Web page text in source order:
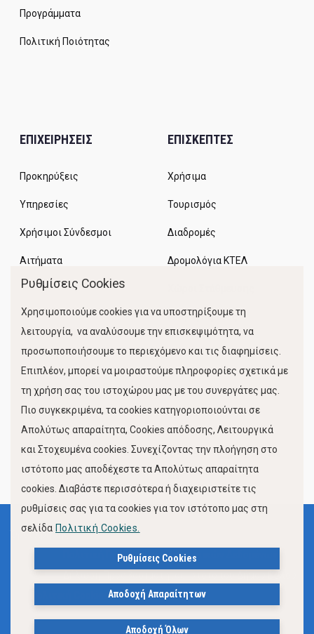
Προγράμματα
Πολιτική Ποιότητας
ΕΠΙΧΕΙΡΗΣΕΙΣ
Προκηρύξεις
Υπηρεσίες
Χρήσιμοι Σύνδεσμοι
Αιτήματα
ΕΠΙΣΚΕΠΤΕΣ
Χρήσιμα
Τουρισμός
Διαδρομές
Δρομολόγια ΚΤΕΛ
Κίνηση Λιμένος
FOLLOW US
Όροι Χρήσης
Πολιτική Προστασίας Προσωπικών Δεδομένων
Πολιτική Cookies
Ρυθμίσεις Cookies
Χρησιμοποιούμε cookies για να υποστηρίξουμε τη
λειτουργία, να αναλύσουμε την επισκεψιμότητα, να
προσωποποιήσουμε το περιεχόμενο και τις διαφημίσεις.
Επιπλέον, μπορεί να μοιραστούμε πληροφορίες σχετικά με
τη χρήση σας του ιστοχώρου μας με του συνεργάτες μας.
Πιο συγκεκριμένα, τα cookies κατηγοριοποιούνται σε
Απολύτως απαραίτητα, Cookies απόδοσης, Λειτουργικά
και Στοχευμένα cookies. Συνεχίζοντας την πλοήγηση στο
ιστότοπο μας αποδέχεστε τα Απολύτως απαραίτητα
cookies. Διαβάστε περισσότερα ή διαχειριστείτε τις
ρυθμίσεις σας για τα cookies για τον ιστότοπο μας στη
σελίδα Πολιτική Cookies.
Ρυθμίσεις Cookies
Αποδοχή Απαραίτητων
Αποδοχή Όλων